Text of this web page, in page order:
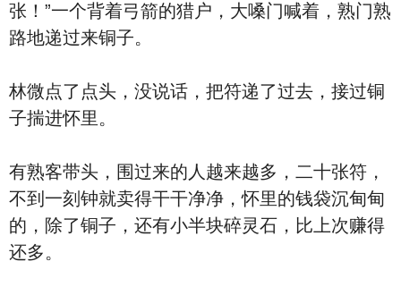
张！”一个背着弓箭的猎户，大嗓门喊着，熟门熟
路地递过来铜子。
林微点了点头，没说话，把符递了过去，接过铜
子揣进怀里。
有熟客带头，围过来的人越来越多，二十张符，
不到一刻钟就卖得干干净净，怀里的钱袋沉甸甸
的，除了铜子，还有小半块碎灵石，比上次赚得
还多。